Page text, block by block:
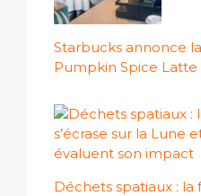
Starbucks annonce
Pumpkin Spice Latte
Déchets spatiaux : la